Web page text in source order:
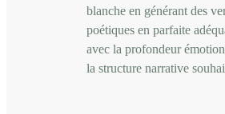
blanche en générant des
poétiques en parfaite
avec la profondeur
la structure narrative